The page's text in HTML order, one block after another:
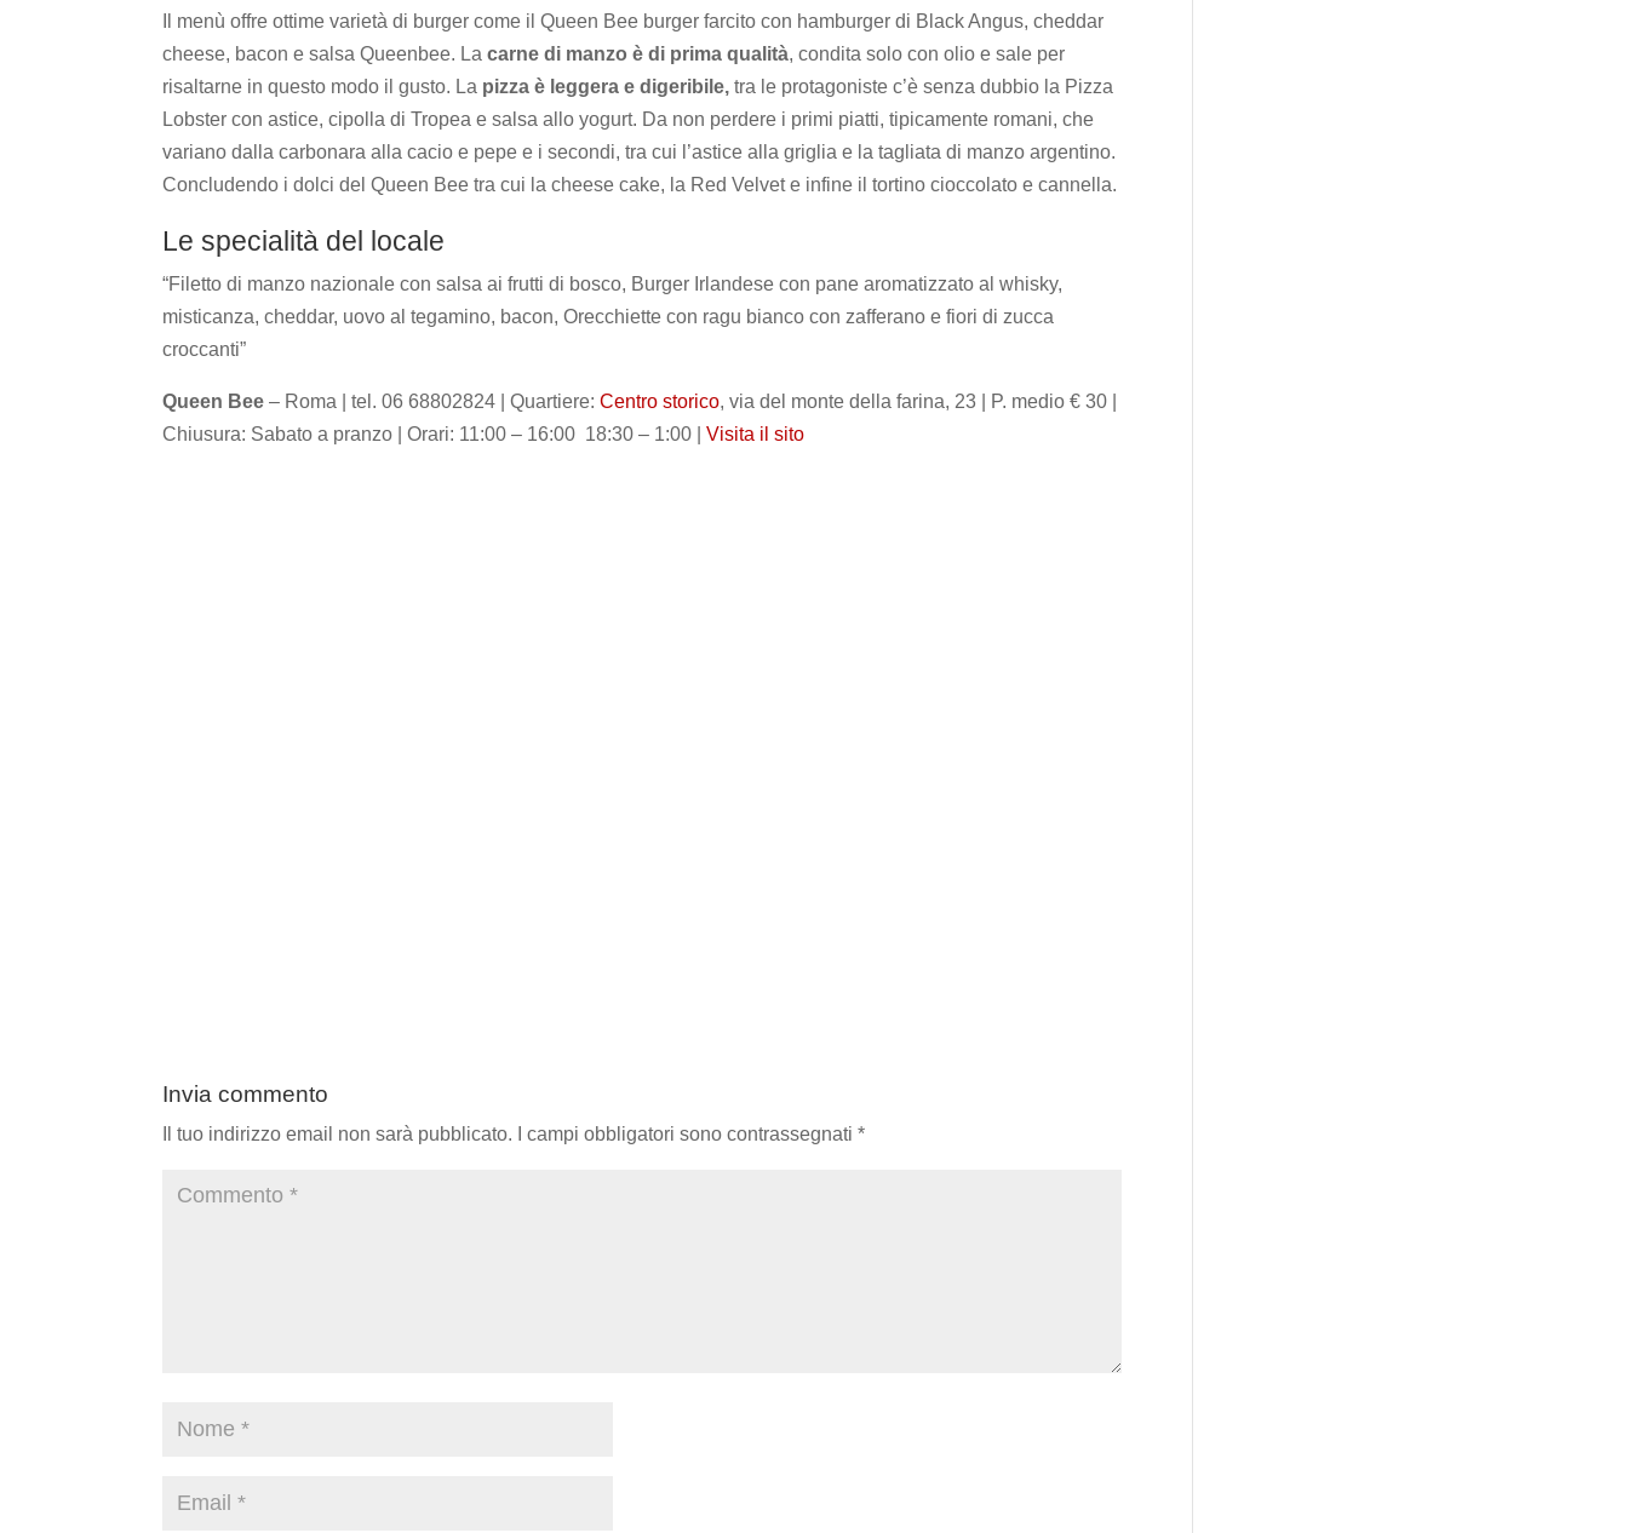
Il menù offre ottime varietà di burger come il Queen Bee burger farcito con hamburger di Black Angus, cheddar
cheese, bacon e salsa Queenbee. Lacarne di manzo è di prima qualità, condita solo con olio e sale per
risaltarne in questo modo il gusto. La pizza è leggera e digeribile,tra le protagoniste c’è senza dubbio la Pizza
Lobster con astice, cipolla di Tropea e salsa allo yogurt. Da non perdere i primi piatti, tipicamente romani, che
variano dalla carbonara alla cacio e pepe e i secondi, tra cui l’astice alla griglia e la tagliata di manzo argentino.
Concludendo i dolci del Queen Bee tra cui la cheese cake, la Red Velvet e infine il tortino cioccolato e cannella.
Le specialità del locale
“Filetto di manzo nazionale con salsa ai frutti di bosco, Burger Irlandese con pane aromatizzato al whisky,
misticanza, cheddar, uovo al tegamino, bacon, Orecchiette con ragu bianco con zafferano e fiori di zucca
croccanti”
Queen Bee – Roma | tel. 06 68802824 | Quartiere:Centro storico, via del monte della farina, 23 | P. medio € 30 |
Chiusura: Sabato a pranzo | Orari: 11:00 – 16:00 18:30 – 1:00 |Visita il sito
Invia commento
Il tuo indirizzo email non sarà pubblicato. I campi obbligatori sono contrassegnati*